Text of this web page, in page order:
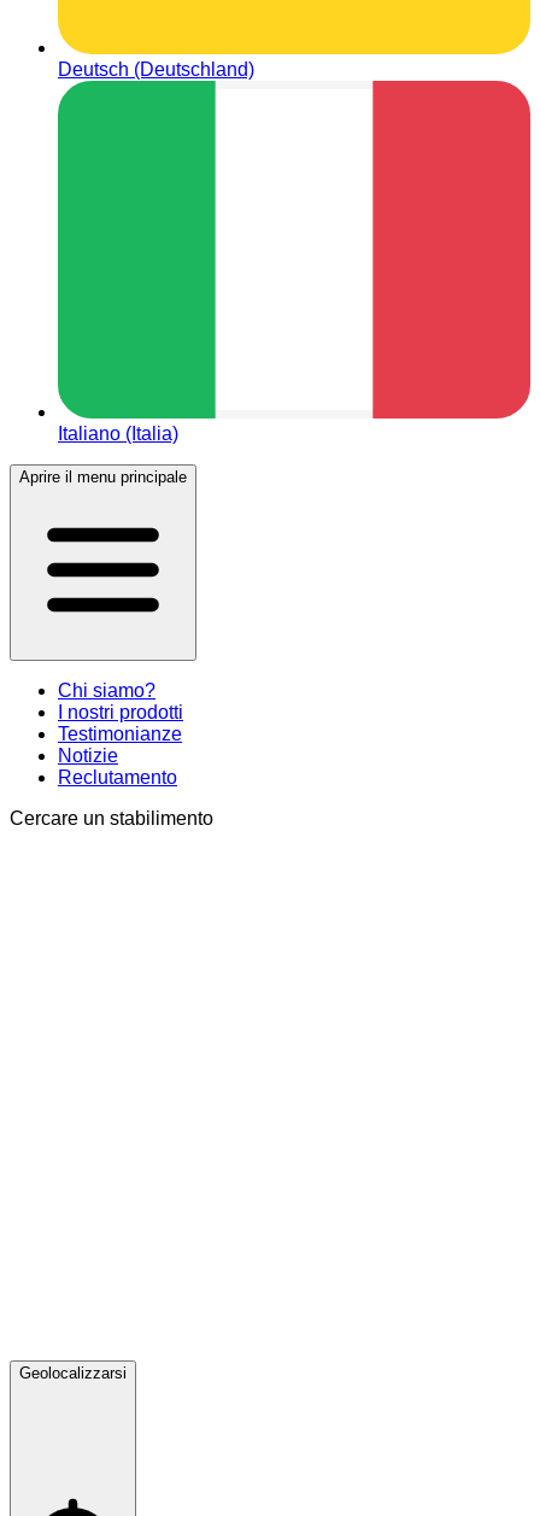
Deutsch (Deutschland)
Italiano (Italia)
Aprire il menu principale
Chi siamo?
I nostri prodotti
Testimonianze
Notizie
Reclutamento
Cercare un stabilimento
Geolocalizzarsi